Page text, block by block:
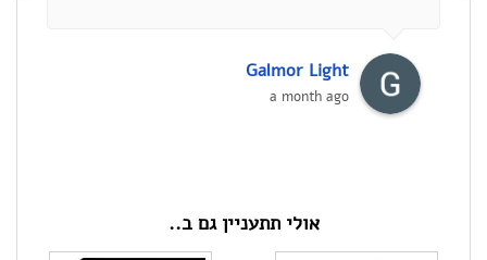
Galmor Light
a month ago
אולי תתעניין גם ב..